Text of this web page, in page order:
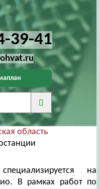
39-41
область
на
В рамках работ по